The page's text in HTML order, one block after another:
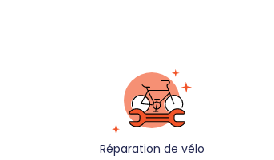
Réparation de vélo